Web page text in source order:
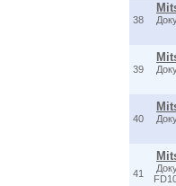
38
39
40
41